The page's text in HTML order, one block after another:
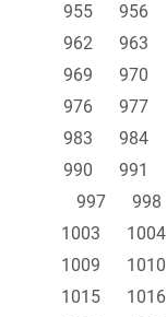
955
956
962
963
969
970
976
977
983
984
990
991
997
998
1003
1004
1009
1010
1015
1016